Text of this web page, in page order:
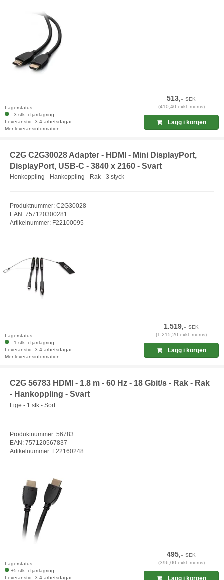
Lagerstatus:
3 stk. i fjärrlagring
Leveranstid: 3-4 arbetsdagar
Mer leveransinformation
513,-SEK
(410,40 exkl. moms)
Lägg i korgen
C2G C2G30028 Adapter - HDMI - Mini DisplayPort,
DisplayPort, USB-C - 3840 x 2160 - Svart
Honkoppling - Hankoppling - Rak - 3 styck
Produktnummer: C2G30028
EAN: 757120300281
Artikelnummer: F22100095
Lagerstatus:
1 stk. i fjärrlagring
Leveranstid: 3-4 arbetsdagar
Mer leveransinformation
1.519,-SEK
(1.215,20 exkl. moms)
Lägg i korgen
C2G 56783 HDMI - 1.8 m - 60 Hz - 18 Gbit/s - Rak - Rak
- Hankoppling - Svart
Lige - 1 stk - Sort
Produktnummer: 56783
EAN: 757120567837
Artikelnummer: F22160248
Lagerstatus:
+5 stk. i fjärrlagring
Leveranstid: 3-4 arbetsdagar
495,-SEK
(396,00 exkl. moms)